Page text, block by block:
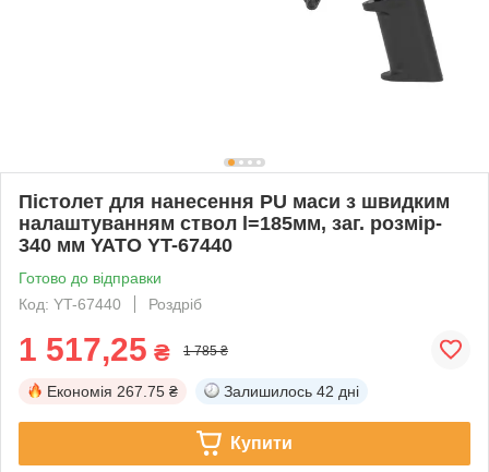
Пістолет для нанесення PU маси з швидким
налаштуванням ствол l=185мм, заг. розмір-
340 мм YATO YT-67440
Готово до відправки
Код: YT-67440
Роздріб
1 517,25 ₴ 1 785 ₴
Економія 267.75 ₴ Залишилось 42 дні
Купити